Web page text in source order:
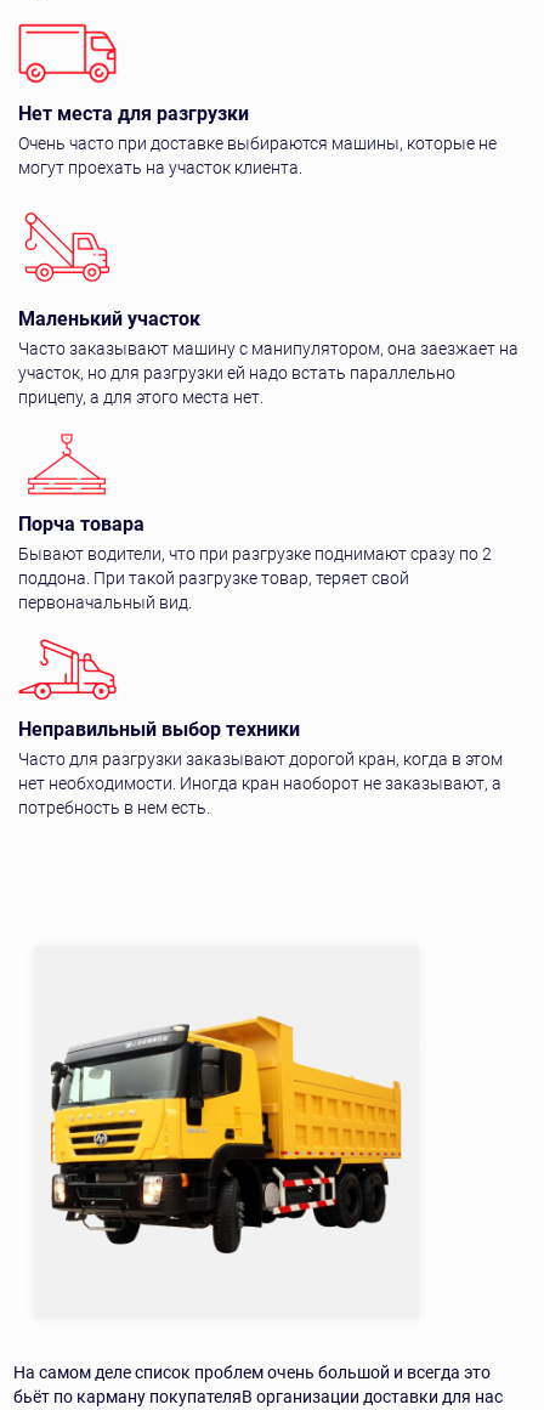
Нет места для разгрузки
Очень часто при доставке выбираются машины, которые не
могут проехать на участок клиента.
Маленький участок
Часто заказывают машину с манипулятором, она заезжает на
участок, но для разгрузки ей надо встать параллельно
прицепу, а для этого места нет.
Порча товара
Бывают водители, что при разгрузке поднимают сразу по 2
поддона. При такой разгрузке товар, теряет свой
первоначальный вид.
Неправильный выбор техники
Часто для разгрузки заказывают дорогой кран, когда в этом
нет необходимости. Иногда кран наоборот не заказывают, а
потребность в нем есть.
На самом деле список проблем очень большой и всегда это
бьёт по карману покупателяВ организации доставки для нас